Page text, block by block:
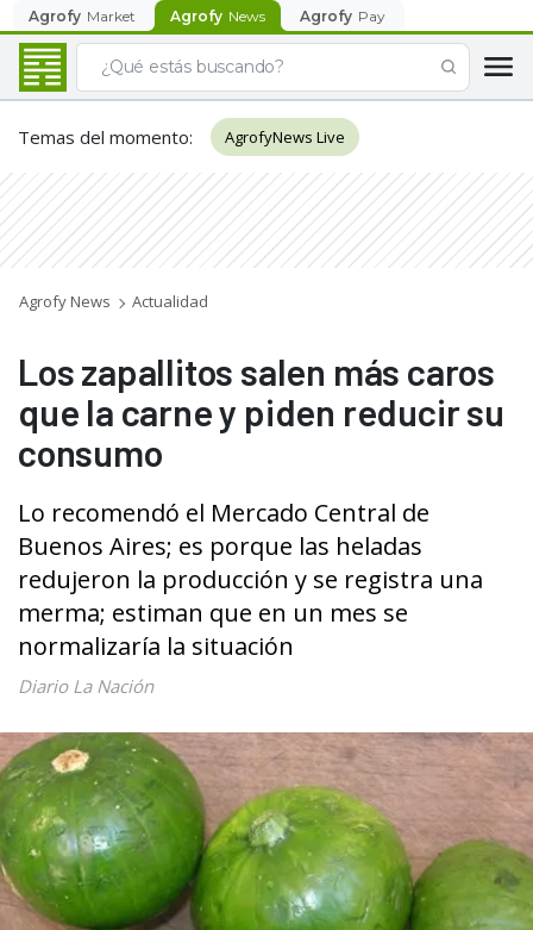
Agrofy Market Agrofy News Agrofy Pay
Temas del momento: AgrofyNews Live
Agrofy News Actualidad
Los zapallitos salen más caros
que la carne y piden reducir su
consumo
Lo recomendó el Mercado Central de
Buenos Aires; es porque las heladas
redujeron la producción y se registra una
merma; estiman que en un mes se
normalizaría la situación
Diario La Nación